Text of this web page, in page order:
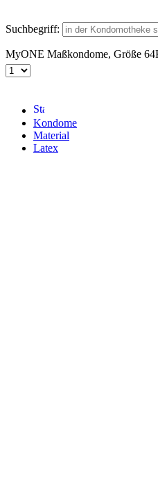
Suchbegriff:
MyONE Maßkondome, Größe
Kondome
Material
Latex